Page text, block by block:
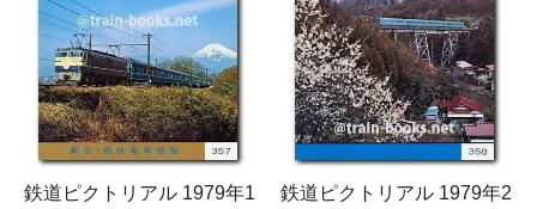
鉄道ピクトリアル 1979年1
鉄道ピクトリアル 1979年2